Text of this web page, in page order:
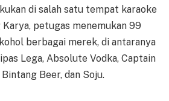
di salah satu tempat karaoke
petugas menemukan 99
berbagai merek, di antaranya
Lega, Absolute Vodka, Captain
Beer, dan Soju.